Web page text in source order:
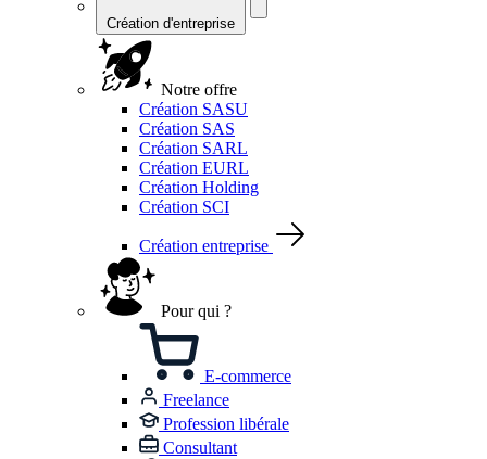
Création d'entreprise
Notre offre
Création SASU
Création SAS
Création SARL
Création EURL
Création Holding
Création SCI
Création entreprise
Pour qui ?
E-commerce
Freelance
Profession libérale
Consultant